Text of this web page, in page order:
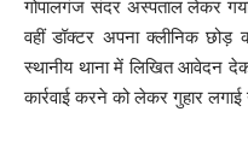
गोपालगंज संदर अस्पताल लेकर
वहीं डॉक्टर अपना क्लीनिक
स्थानीय थाना में लिखित आवेदन
कार्रवाई करने को लेकर गुहार